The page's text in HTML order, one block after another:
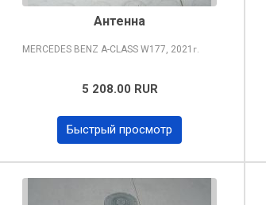
Антенна
MERCEDES BENZ A-CLASS W177, 2021 г.
5 208.00 RUR
Быстрый просмотр